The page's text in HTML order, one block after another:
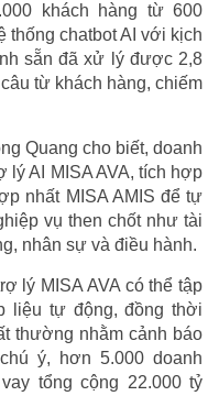
khách hàng từ 600
thống chatbot AI với kịch
sẵn đã xử lý được 2,8
từ khách hàng, chiếm
Quang cho biết, doanh
lý AI MISA AVA, tích hợp
nhất MISA AMIS để tự
vụ then chốt như tài
nhân sự và điều hành.
lý MISA AVA có thể tập
liệu tự động, đồng thời
thường nhằm cảnh báo
ý, hơn 5.000 doanh
tổng cộng 22.000 tỷ